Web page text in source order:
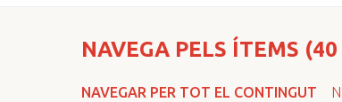
NAVEGA PELS ÍTEMS
NAVEGAR PER TOT EL CONTINGUT